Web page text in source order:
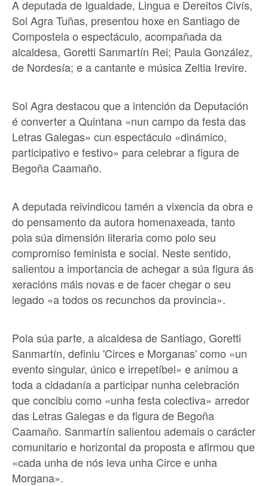
A deputada de Igualdade, Lingua e Dereitos Civís,
Sol Agra Tuñas, presentou hoxe en Santiago de
Compostela o espectáculo, acompañada da
alcaldesa, Goretti Sanmartín Rei; Paula González,
de Nordesía; e a cantante e música Zeltia Irevire.
Sol Agra destacou que a intención da Deputación
é converter a Quintana «nun campo da festa das
Letras Galegas» cun espectáculo «dinámico,
participativo e festivo» para celebrar a figura de
Begoña Caamaño.
A deputada reivindicou tamén a vixencia da obra e
do pensamento da autora homenaxeada, tanto
pola súa dimensión literaria como polo seu
compromiso feminista e social. Neste sentido,
salientou a importancia de achegar a súa figura ás
xeracións máis novas e de facer chegar o seu
legado «a todos os recunchos da provincia».
Pola súa parte, a alcaldesa de Santiago, Goretti
Sanmartín, definiu 'Circes e Morganas' como «un
evento singular, único e irrepetíbel» e animou a
toda a cidadanía a participar nunha celebración
que concibiu como «unha festa colectiva» arredor
das Letras Galegas e da figura de Begoña
Caamaño. Sanmartín salientou ademais o carácter
comunitario e horizontal da proposta e afirmou que
«cada unha de nós leva unha Circe e unha
Morgana».